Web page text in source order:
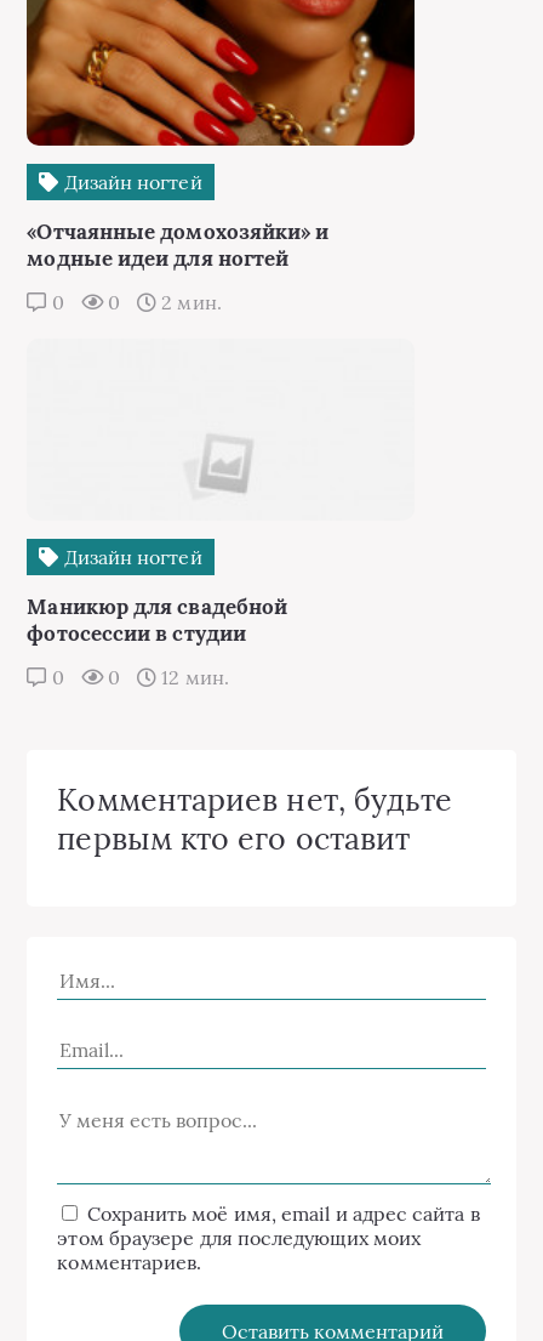
Дизайн ногтей
«Отчаянные домохозяйки» и
модные идеи для ногтей
0 0 2 мин.
Дизайн ногтей
Маникюр для свадебной
фотосессии в студии
0 0 12 мин.
Комментариев нет, будьте
первым кто его оставит
Сохранить моё имя, email и адрес сайта в
этом браузере для последующих моих
комментариев.